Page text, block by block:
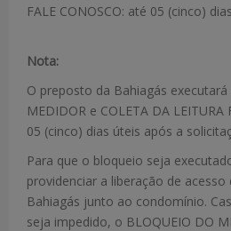
FALE CONOSCO: até 05 (cinco)
Nota:
O preposto da Bahiagás executará
MEDIDOR e COLETA DA
05 (cinco) dias úteis após a
Para que o bloqueio seja
providenciar a liberação de
Bahiagás junto ao condomínio.
seja impedido, o BLOQUEIO DO